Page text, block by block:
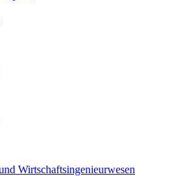
Wirtschaftsingenieurwesen